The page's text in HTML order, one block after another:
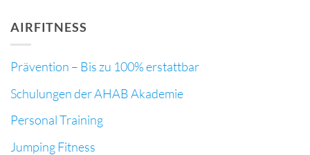
AIRFITNESS
Prävention – Bis zu 100% erstattbar
Schulungen der AHAB Akademie
Personal Training
Jumping Fitness